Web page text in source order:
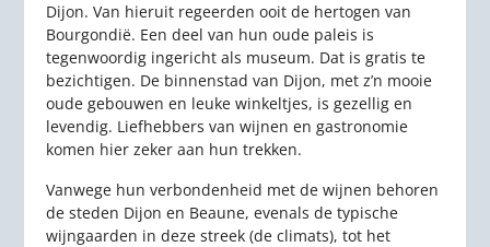
Dijon. Van hieruit regeerden ooit de hertogen van
Bourgondië. Een deel van hun oude paleis is
tegenwoordig ingericht als museum. Dat is gratis te
bezichtigen. De binnenstad van Dijon, met z’n mooie
oude gebouwen en leuke winkeltjes, is gezellig en
levendig. Liefhebbers van wijnen en gastronomie
komen hier zeker aan hun trekken.
Vanwege hun verbondenheid met de wijnen behoren
de steden Dijon en Beaune, evenals de typische
wijngaarden in deze streek (de climats), tot het